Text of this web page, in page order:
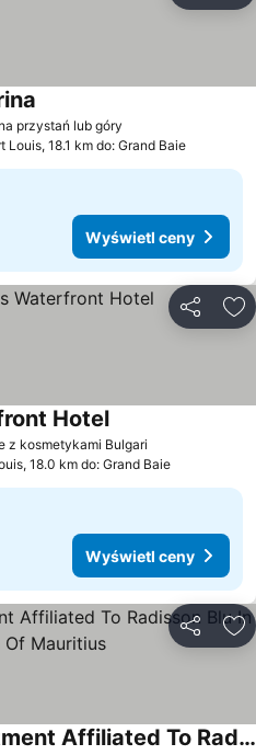
przystań lub góry
Louis, 18.1 km do: Grand Baie
Wyświetl ceny
z kosmetykami Bulgari
Hotel
18.0 km do: Grand Baie
Wyświetl ceny
Beach And Pool Apartment Affiliated To Radisson Blu In The North Of Mauritius